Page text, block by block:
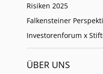
Risiken 2025
Falkensteiner
Investorenforum x
ÜBER UNS